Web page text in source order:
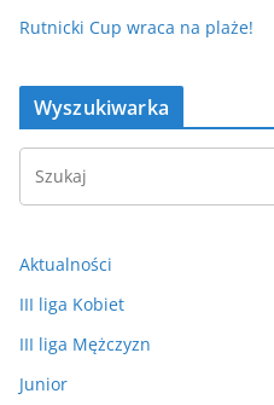
Rutnicki Cup wraca na plaże!
Wyszukiwarka
Aktualności
III liga Kobiet
III liga Mężczyzn
Junior